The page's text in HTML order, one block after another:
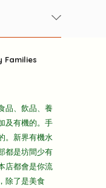
Families
品、飲品、養
及有機的。手
。新界有機水
都是坊間少有
店都會是你流
除了是美食